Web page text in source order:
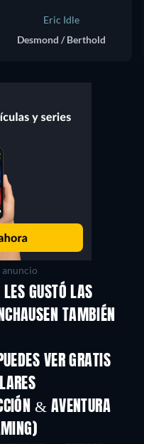
Eric Idle
Desmond / Berthold
anuncio
GUSTÓ LAS
TAMBIÉN
VER GRATIS
& AVENTURA